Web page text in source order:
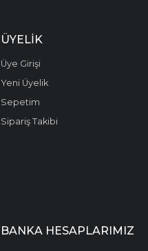
ÜYELIK
Üye Girişi
Yeni Üyelik
Sepetim
Sipariş Takibi
BANKA HESAPLARIMIZ